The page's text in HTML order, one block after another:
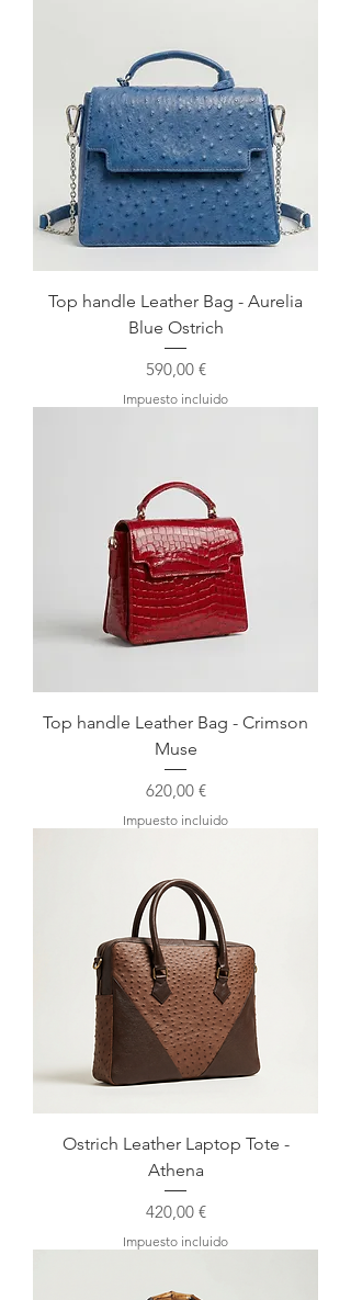
Top handle Leather Bag - Aurelia
Blue Ostrich
Precio
590,00 €
Impuesto incluido
Top handle Leather Bag - Crimson
Muse
Precio
620,00 €
Impuesto incluido
Ostrich Leather Laptop Tote -
Athena
Precio
420,00 €
Impuesto incluido